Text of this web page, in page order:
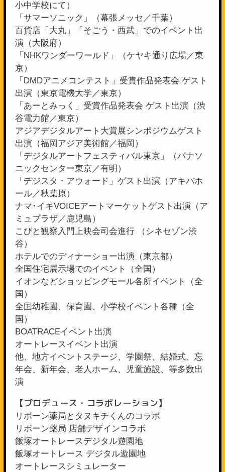
小中学校にて）
「サマーソニック」（幕張メッセ／千葉）
百貨店「大丸」「そごう・西武」でのイベント出
演（大阪府）
「NHKワンダーワールド」（ケヤキ通り広場／東
京）
「DMDアニメコンテスト」受賞作品発表会 ゲスト
出演（東京電機大学／東京）
「あーとみっく」受賞作品発表会 ゲスト出演（渋
谷電力館／東京）
アジアデジタルアート大賞展シンポジウムゲスト
出演（福岡アジア美術館／福岡）
「デジタルアートフェスティバル東京」（パナソ
ニックセンター東京／有明）
「デジスタ・アウォード」ゲスト出演（アキバホ
ール／秋葉原）
ナマ･イキVOICEアートマーケットゲスト出演（ア
ミュプラザ／鹿児島）
こびと観察入門上映会司会進行 （シネセゾン渋
谷）
ホテルでのディナーショー出演（東京都）
全国住宅展示場でのイベント（全国）
イオンなどショッピングモール各所イベント（全
国）
全国幼稚園、保育園、小学校イベント各種（全
国）
BOATRACEイベント出演
オートレースイベント出演
他、地方イベントステージ、学園祭、結婚式、忘
年会、新年会、老人ホーム、児童施設、等多数出
演
【プロデュース・コラボレーション】
リボーン薬局とタヌキチくんのコラボ
リボーン薬局 店舗デザインコラボ
飯塚オートレースデジタル遊園地
飯塚オートレース デジタル遊園地
オートレースシミュレーター